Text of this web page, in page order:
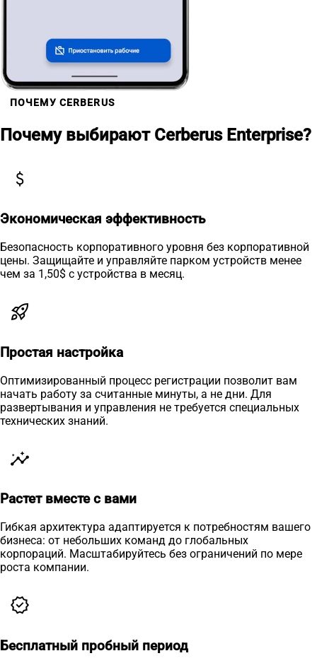
ПОЧЕМУ CERBERUS
Почему выбирают Cerberus Enterprise?
attach_money
Экономическая эффективность
Безопасность корпоративного уровня без корпоративной
цены. Защищайте и управляйте парком устройств менее
чем за 1,50$ с устройства в месяц.
rocket_launch
Простая настройка
Оптимизированный процесс регистрации позволит вам
начать работу за считанные минуты, а не дни. Для
развертывания и управления не требуется специальных
технических знаний.
insights
Растет вместе с вами
Гибкая архитектура адаптируется к потребностям вашего
бизнеса: от небольших команд до глобальных
корпораций. Масштабируйтесь без ограничений по мере
роста компании.
verified
Бесплатный пробный период